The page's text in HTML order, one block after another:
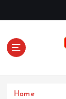
Home